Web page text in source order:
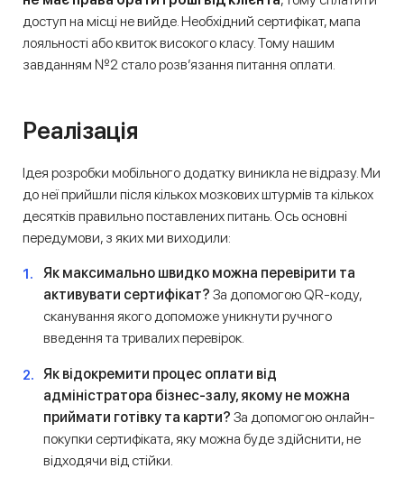
доступ на місці не вийде. Необхідний сертифікат, мапа
лояльності або квиток високого класу. Тому нашим
завданням №2 стало розв’язання питання оплати.
Реалізація
Ідея розробки мобільного додатку виникла не відразу. Ми
до неї прийшли після кількох мозкових штурмів та кількох
десятків правильно поставлених питань. Ось основні
передумови, з яких ми виходили:
Як максимально швидко можна перевірити та
активувати сертифікат? За допомогою QR-коду,
сканування якого допоможе уникнути ручного
введення та тривалих перевірок.
Як відокремити процес оплати від
адміністратора бізнес-залу, якому не можна
приймати готівку та карти? За допомогою онлайн-
покупки сертифіката, яку можна буде здійснити, не
відходячи від стійки.